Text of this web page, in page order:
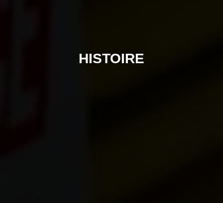
HISTOIRE